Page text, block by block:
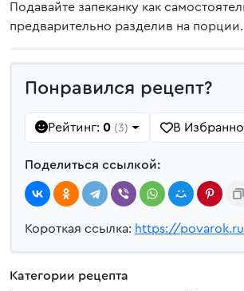
Подавайте запеканку как
предварительно разделив на порции.
Понравился рецепт?
Рейтинг: 0 (3) В
Поделиться ссылкой:
Короткая ссылка: https://
Категории рецепта